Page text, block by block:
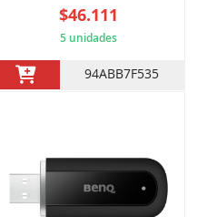
$46.111
5 unidades
94ABB7F535